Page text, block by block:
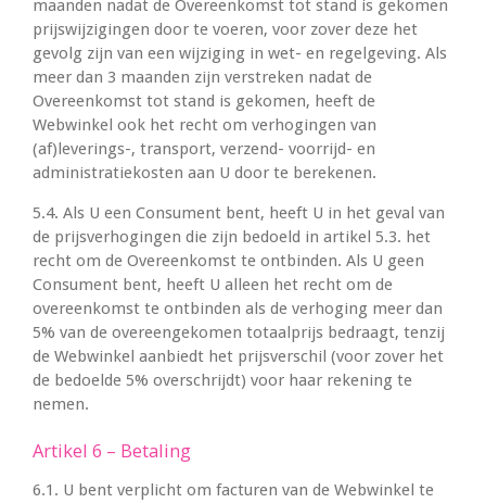
maanden nadat de Overeenkomst tot stand is gekomen
prijswijzigingen door te voeren, voor zover deze het
gevolg zijn van een wijziging in wet- en regelgeving. Als
meer dan 3 maanden zijn verstreken nadat de
Overeenkomst tot stand is gekomen, heeft de
Webwinkel ook het recht om verhogingen van
(af)leverings-, transport, verzend- voorrijd- en
administratiekosten aan U door te berekenen.
5.4. Als U een Consument bent, heeft U in het geval van
de prijsverhogingen die zijn bedoeld in artikel 5.3. het
recht om de Overeenkomst te ontbinden. Als U geen
Consument bent, heeft U alleen het recht om de
overeenkomst te ontbinden als de verhoging meer dan
5% van de overeengekomen totaalprijs bedraagt, tenzij
de Webwinkel aanbiedt het prijsverschil (voor zover het
de bedoelde 5% overschrijdt) voor haar rekening te
nemen.
Artikel 6 – Betaling
6.1. U bent verplicht om facturen van de Webwinkel te